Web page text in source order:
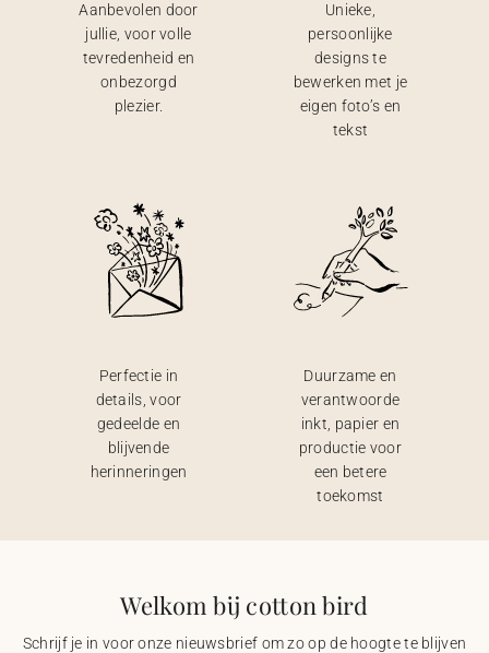
Aanbevolen door
jullie, voor volle
tevredenheid en
onbezorgd
plezier.
Unieke,
persoonlijke
designs te
bewerken met je
eigen foto’s en
tekst
Perfectie in
details, voor
gedeelde en
blijvende
herinneringen
Duurzame en
verantwoorde
inkt, papier en
productie voor
een betere
toekomst
Welkom bij cotton bird
Schrijf je in voor onze nieuwsbrief om zo op de hoogte te blijven